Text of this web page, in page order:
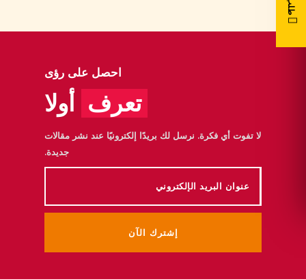
احصل على رؤى
تعرف أولا
لا تفوت أي فكرة. نرسل لك بريدًا إلكترونيًا عند نشر مقالات
جديدة.